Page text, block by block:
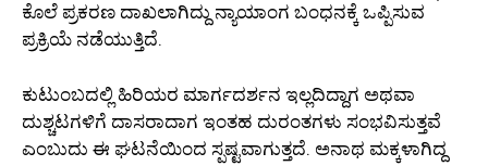
ಕೊಲೆ ಪ್ರಕರಣ ದಾಖಲಾಗಿದ್ದು ನ್ಯಾಯಾಂಗ ಬಂಧನಕ್ಕೆ ಒಪ್ಪಿಸುವ
ಪ್ರಕ್ರಿಯೆ ನಡೆಯುತ್ತಿದೆ.
ಕುಟುಂಬದಲ್ಲಿ ಹಿರಿಯರ ಮಾರ್ಗದರ್ಶನ ಇಲ್ಲದಿದ್ದಾಗ ಅಥವಾ
ದುಶ್ಚಟಗಳಿಗೆ ದಾಸರಾದಾಗ ಇಂತಹ ದುರಂತಗಳು ಸಂಭವಿಸುತ್ತವೆ
ಎಂಬುದು ಈ ಘಟನೆಯಿಂದ ಸ್ಪಷ್ಟವಾಗುತ್ತದೆ. ಅನಾಥ ಮಕ್ಕಳಾಗಿದ್ದ